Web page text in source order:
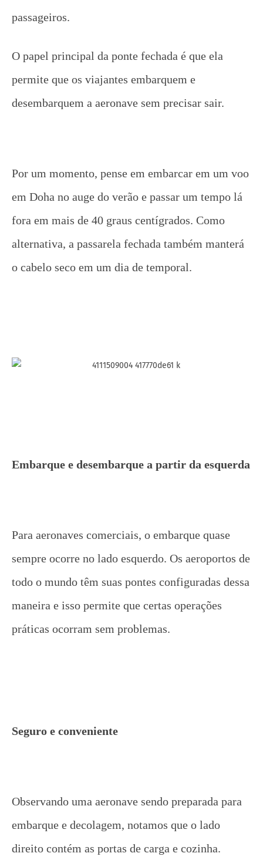
passageiros.
O papel principal da ponte fechada é que ela
permite que os viajantes embarquem e
desembarquem a aeronave sem precisar sair.
Por um momento, pense em embarcar em um voo
em Doha no auge do verão e passar um tempo lá
fora em mais de 40 graus centígrados. Como
alternativa, a passarela fechada também manterá
o cabelo seco em um dia de temporal.
Embarque e desembarque a partir da esquerda
Para aeronaves comerciais, o embarque quase
sempre ocorre no lado esquerdo. Os aeroportos de
todo o mundo têm suas pontes configuradas dessa
maneira e isso permite que certas operações
práticas ocorram sem problemas.
Seguro e conveniente
Observando uma aeronave sendo preparada para
embarque e decolagem, notamos que o lado
direito contém as portas de carga e cozinha.